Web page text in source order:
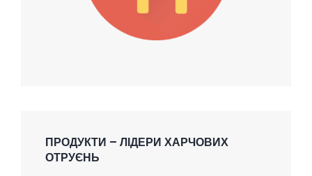
ПРОДУКТИ – ЛІДЕРИ ХАРЧОВИХ
ОТРУЄНЬ